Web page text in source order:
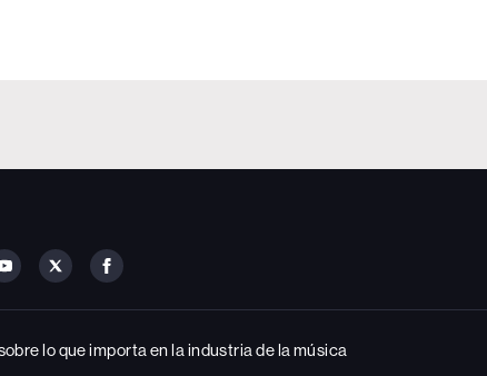
FOLLOW
ON
FOLLOW
ON
FOLLOW
ON
lo que importa en la industria de la música